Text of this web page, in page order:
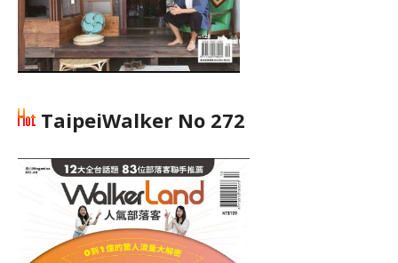
TaipeiWalker No 272